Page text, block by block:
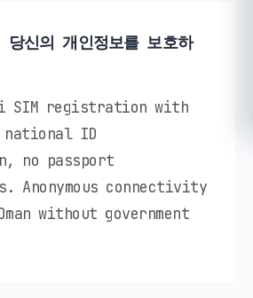
당신의 개인정보를 보호하
SIM registration with
national ID
no passport
Anonymous connectivity
without government